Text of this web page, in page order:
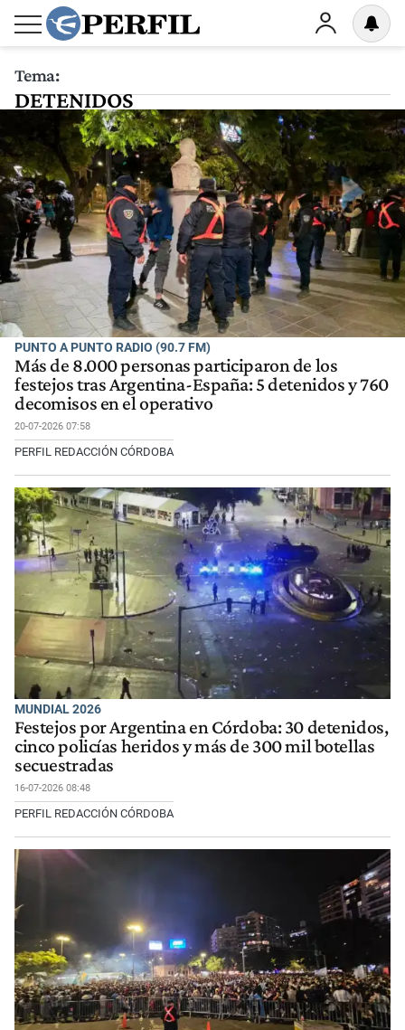
Tema:
DETENIDOS
PUNTO A PUNTO RADIO (90.7 FM)
Más de 8.000 personas participaron de los
festejos tras Argentina-España: 5 detenidos y 760
decomisos en el operativo
20-07-2026 07:58
PERFIL REDACCIÓN CÓRDOBA
MUNDIAL 2026
Festejos por Argentina en Córdoba: 30 detenidos,
cinco policías heridos y más de 300 mil botellas
secuestradas
16-07-2026 08:48
PERFIL REDACCIÓN CÓRDOBA